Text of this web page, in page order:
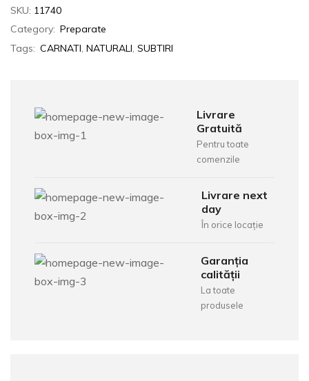
SKU: 11740
Category: Preparate
Tags: CARNATI, NATURALI, SUBTIRI
Livrare
Gratuită
Pentru toate
comenzile
Livrare next
day
În orice locație
Garanția
calității
La toate
produsele